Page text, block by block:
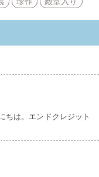
は。エンドクレジット